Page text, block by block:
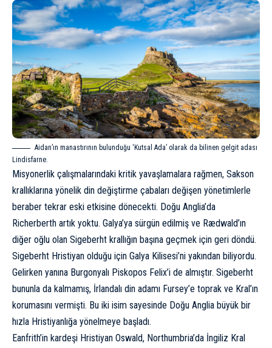
Aidan’ın manastırının bulunduğu ‘Kutsal Ada’ olarak da bilinen gelgit adası
Lindisfarne.
Misyonerlik çalışmalarındaki kritik yavaşlamalara rağmen, Sakson
krallıklarına yönelik din değiştirme çabaları değişen yönetimlerle
beraber tekrar eski etkisine dönecekti. Doğu Anglia’da
Richerberth artık yoktu. Galya’ya sürgün edilmiş ve Rædwald’ın
diğer oğlu olan Sigeberht krallığın başına geçmek için geri döndü.
Sigeberht Hristiyan olduğu için Galya Kilisesi’ni yakından biliyordu.
Gelirken yanına Burgonyalı Piskopos Felix’i de almıştır. Sigeberht
bununla da kalmamış, İrlandalı din adamı Fursey’e toprak ve Kral’ın
korumasını vermişti. Bu iki isim sayesinde Doğu Anglia büyük bir
hızla Hristiyanlığa yönelmeye başladı.
Eanfrith’in kardeşi Hristiyan Oswald, Northumbria’da İngiliz Kral